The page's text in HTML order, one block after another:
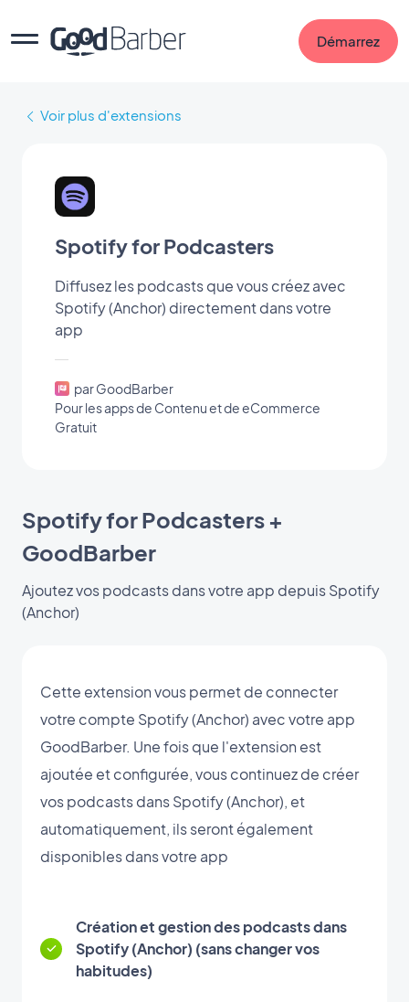
Démarrez
Voir plus d'extensions
Spotify for Podcasters
Diffusez les podcasts que vous créez avec
Spotify (Anchor) directement dans votre
app
par GoodBarber
Pour les apps de Contenu et de eCommerce
Gratuit
Spotify for Podcasters +
GoodBarber
Ajoutez vos podcasts dans votre app depuis Spotify
(Anchor)
Cette extension vous permet de connecter
votre compte Spotify (Anchor) avec votre app
GoodBarber. Une fois que l'extension est
ajoutée et configurée, vous continuez de créer
vos podcasts dans Spotify (Anchor), et
automatiquement, ils seront également
disponibles dans votre app
Création et gestion des podcasts dans
Spotify (Anchor) (sans changer vos
habitudes)